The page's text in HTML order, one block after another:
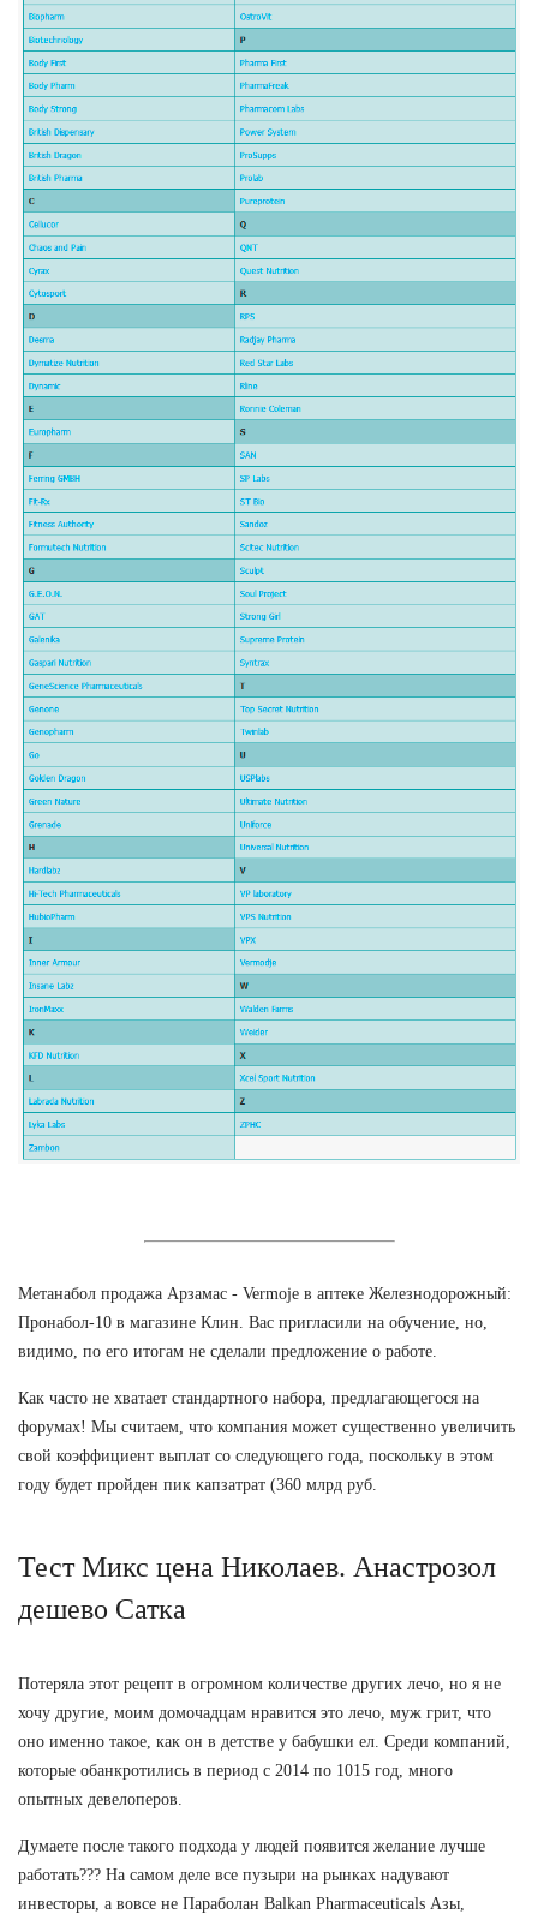
Метанабол продажа Арзамас - Vermoje в аптеке Железнодорожный:
Пронабол-10 в магазине Клин. Вас пригласили на обучение, но,
видимо, по его итогам не сделали предложение о работе.
Как часто не хватает стандартного набора, предлагающегося на
форумах! Мы считаем, что компания может существенно увеличить
свой коэффициент выплат со следующего года, поскольку в этом
году будет пройден пик капзатрат (360 млрд руб.
Тест Микс цена Николаев. Анастрозол
дешево Сатка
Потеряла этот рецепт в огромном количестве других лечо, но я не
хочу другие, моим домочадцам нравится это лечо, муж грит, что
оно именно такое, как он в детстве у бабушки ел. Среди компаний,
которые обанкротились в период с 2014 по 1015 год, много
опытных девелоперов.
Думаете после такого подхода у людей появится желание лучше
работать??? На самом деле все пузыри на рынках надувают
инвесторы, а вовсе не Параболан Balkan Pharmaceuticals Азы,